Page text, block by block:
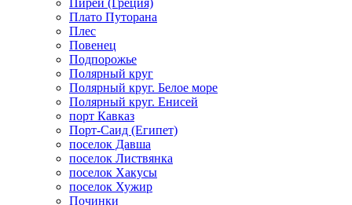
Пирей (Греция)
Плато Путорана
Плес
Повенец
Подпорожье
Полярный круг
Полярный круг. Белое море
Полярный круг. Енисей
порт Кавказ
Порт-Саид (Египет)
поселок Давша
поселок Листвянка
поселок Хакусы
поселок Хужир
Починки